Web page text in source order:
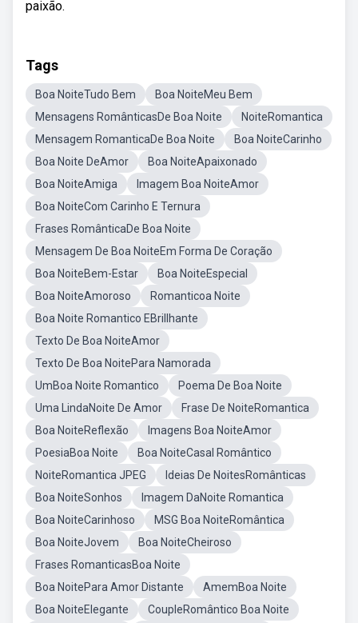
paixão.
Tags
Boa NoiteTudo Bem
Boa NoiteMeu Bem
Mensagens RomânticasDe Boa Noite
NoiteRomantica
Mensagem RomanticaDe Boa Noite
Boa NoiteCarinho
Boa Noite DeAmor
Boa NoiteApaixonado
Boa NoiteAmiga
Imagem Boa NoiteAmor
Boa NoiteCom Carinho E Ternura
Frases RomânticaDe Boa Noite
Mensagem De Boa NoiteEm Forma De Coração
Boa NoiteBem-Estar
Boa NoiteEspecial
Boa NoiteAmoroso
Romanticoa Noite
Boa Noite Romantico EBrillhante
Texto De Boa NoiteAmor
Texto De Boa NoitePara Namorada
UmBoa Noite Romantico
Poema De Boa Noite
Uma LindaNoite De Amor
Frase De NoiteRomantica
Boa NoiteReflexão
Imagens Boa NoiteAmor
PoesiaBoa Noite
Boa NoiteCasal Romântico
NoiteRomantica JPEG
Ideias De NoitesRomânticas
Boa NoiteSonhos
Imagem DaNoite Romantica
Boa NoiteCarinhoso
MSG Boa NoiteRomântica
Boa NoiteJovem
Boa NoiteCheiroso
Frases RomanticasBoa Noite
Boa NoitePara Amor Distante
AmemBoa Noite
Boa NoiteElegante
CoupleRomântico Boa Noite